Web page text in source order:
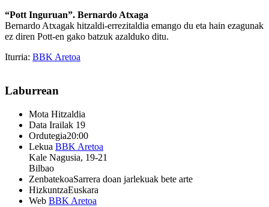
“Pott Inguruan”. Bernardo Atxaga
Bernardo Atxagak hitzaldi-errezitaldia emango du eta hain ezagunak
ez diren Pott-en gako batzuk azalduko ditu.
Iturria: BBK Aretoa
Laburrean
Mota Hitzaldia
Data Irailak 19
Ordutegia20:00
Lekua BBK Aretoa
Kale Nagusia, 19-21
Bilbao
ZenbatekoaSarrera doan jarlekuak bete arte
HizkuntzaEuskara
Web BBK Aretoa